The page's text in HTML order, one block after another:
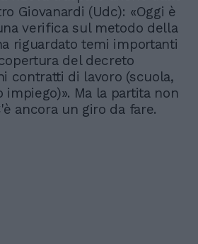
Giovanardi (Udc): «Oggi è
verifica sul metodo della
riguardato temi importanti
del decreto
contratti di lavoro (scuola,
Ma la partita non
ancora un giro da fare.